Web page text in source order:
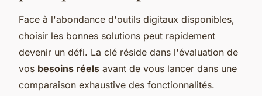
Face à l'abondance d'outils digitaux disponibles,
choisir les bonnes solutions peut rapidement
devenir un défi. La clé réside dans l'évaluation de
vos besoins réels avant de vous lancer dans une
comparaison exhaustive des fonctionnalités.